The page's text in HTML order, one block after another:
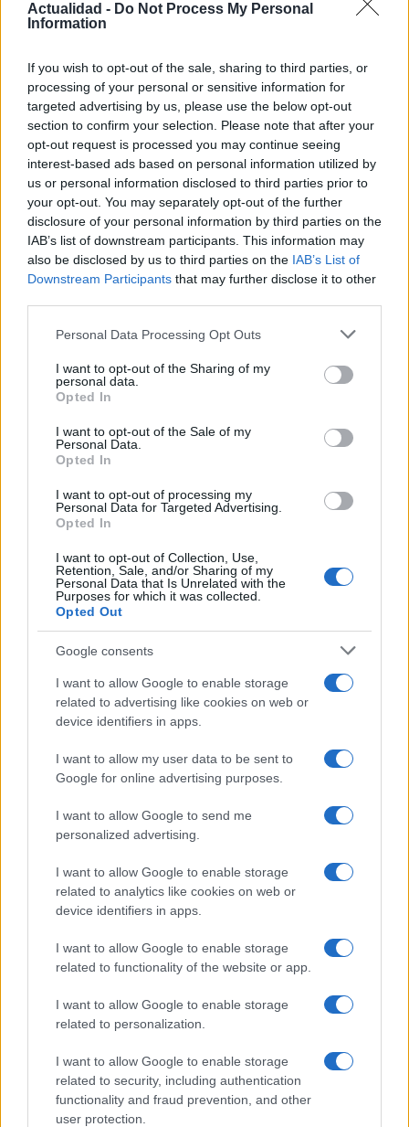
Actualidad - Do Not Process My Personal
Information
If you wish to opt-out of the sale, sharing to third parties, or
processing of your personal or sensitive information for
targeted advertising by us, please use the below opt-out
section to confirm your selection. Please note that after your
opt-out request is processed you may continue seeing
interest-based ads based on personal information utilized by
us or personal information disclosed to third parties prior to
your opt-out. You may separately opt-out of the further
disclosure of your personal information by third parties on the
IAB’s list of downstream participants. This information may
also be disclosed by us to third parties on the IAB’s List of
Downstream Participants that may further disclose it to other
Please note that this website/app uses one or more Google
not limited to your visit or usage behaviour. You may click to
grant or deny consent to Google and its third-party tags to
use your data for below specified purposes in below Google
consent section.
Personal Data Processing Opt Outs
I want to opt-out of the Sharing of my
personal data.
Opted In
I want to opt-out of the Sale of my
Personal Data.
Opted In
I want to opt-out of processing my
Personal Data for Targeted Advertising.
Opted In
I want to opt-out of Collection, Use,
Retention, Sale, and/or Sharing of my
Personal Data that Is Unrelated with the
Purposes for which it was collected.
Opted Out
Google consents
I want to allow Google to enable storage
related to advertising like cookies on web or
device identifiers in apps.
I want to allow my user data to be sent to
Google for online advertising purposes.
I want to allow Google to send me
personalized advertising.
I want to allow Google to enable storage
related to analytics like cookies on web or
device identifiers in apps.
I want to allow Google to enable storage
related to functionality of the website or app.
I want to allow Google to enable storage
related to personalization.
I want to allow Google to enable storage
related to security, including authentication
functionality and fraud prevention, and other
user protection.
Los coches más buscados
Con el objetivo de determinar cuáles son…
AUTOMOVIL
Compra tu coche de segunda mano en
Heycar
¿Estás pensando en renovar tu coche? Apostar por…
AUTOMOVIL
Cómo obtener el permiso internacional
para conducir y viajar por todo el mundo
La International Drivers Association te ofrece la posibilidad…
AUTOMOVIL
Cómo pagar multas de tráfico de manera